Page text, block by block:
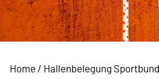
Home / Hallenbelegung Sportbund